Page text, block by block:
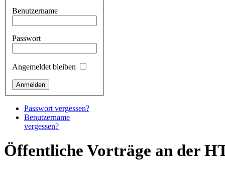
Benutzername
Passwort
Angemeldet bleiben
Passwort vergessen?
Benutzername
vergessen?
Öffentliche Vorträge an der